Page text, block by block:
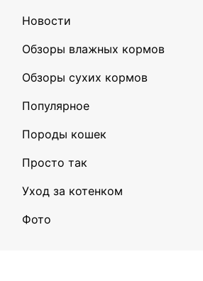
Новости
Обзоры влажных кормов
Обзоры сухих кормов
Популярное
Породы кошек
Просто так
Уход за котенком
Фото